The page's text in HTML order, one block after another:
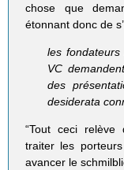
chose que
étonnant donc de
les fondateurs
VC
des
desiderata
“Tout ceci relève
traiter les
avancer le